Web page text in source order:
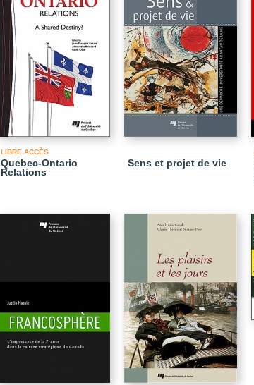
LIBRE ACCÈS
Quebec-Ontario
Relations
Sens et projet de vie